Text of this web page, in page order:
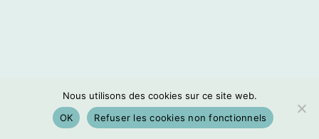
Nous utilisons des cookies sur ce site web.
OK
Refuser les cookies non fonctionnels